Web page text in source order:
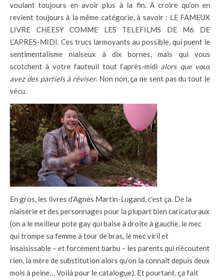
voulant toujours en avoir plus à la fin. A croire qu’on en
revient toujours à la même catégorie, à savoir : LE FAMEUX
LIVRE CHEESY COMME LES TELEFILMS DE M6 DE
L’APRES-MIDI. Ces trucs larmoyants au possible, qui puent le
sentimentalisme niaiseux à dix bornes, mais qui vous
scotchent à votre fauteuil tout l’après-midi alors que vous
avez des partiels à réviser. Non non, ça ne sent pas du tout le
vécu.
En gros, les livres d’Agnès Martin-Lugand, c’est ça. De la
niaiserie et des personnages pour la plupart bien caricaturaux
(on a le meilleur pote gay qui baise à droite à gauche, le mec
qui trompe sa femme à tour de bras, le mec viril et
insaisissable – et forcément barbu – les parents qui n’écoutent
rien, la mère de substitution alors qu’on la connaît depuis deux
mois à peine… Voilà pour le catalogue). Et pourtant, ça fait